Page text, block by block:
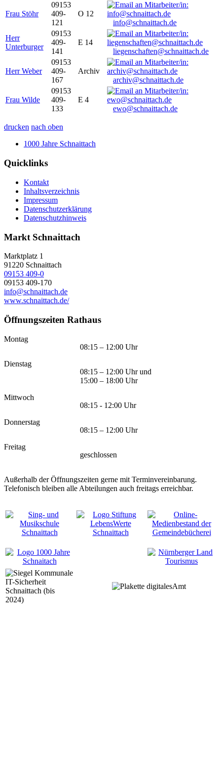
Frau Stöhr
09153
409-
121
O 12
info@schnaittach.de
Herr
Unterburger
09153
409-
141
E 14
liegenschaften@schnaittach.de
Herr Weber
09153
409-
167
Archiv
archiv@schnaittach.de
Frau Wilde
09153
409-
133
E 4
ewo@schnaittach.de
drucken nach oben
1000 Jahre Schnaittach
Quicklinks
Kontakt
Inhaltsverzeichnis
Impressum
Datenschutzerklärung
Datenschutzhinweis
Markt Schnaittach
Marktplatz 1
91220 Schnaittach
09153 409-0
09153 409-170
info@schnaittach.de
www.schnaittach.de/
Öffnungszeiten Rathaus
Montag
08:15 – 12:00 Uhr
Dienstag
08:15 – 12:00 Uhr und
15:00 – 18:00 Uhr
Mittwoch
08:15 - 12:00 Uhr
Donnerstag
08:15 – 12:00 Uhr
Freitag
geschlossen
Außerhalb der Öffnungszeiten gerne mit Terminvereinbarung.
Telefonisch bleiben alle Abteilungen auch freitags erreichbar.